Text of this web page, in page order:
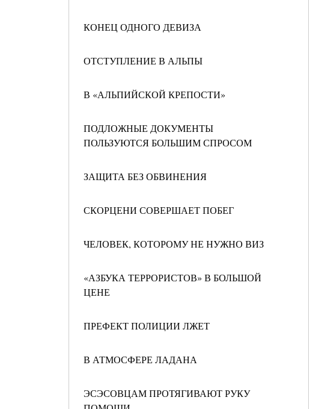
КОНЕЦ ОДНОГО ДЕВИЗА
ОТСТУПЛЕНИЕ В АЛЬПЫ
В «АЛЬПИЙСКОЙ КРЕПОСТИ»
ПОДЛОЖНЫЕ ДОКУМЕНТЫ
ПОЛЬЗУЮТСЯ БОЛЬШИМ СПРОСОМ
ЗАЩИТА БЕЗ ОБВИНЕНИЯ
СКОРЦЕНИ СОВЕРШАЕТ ПОБЕГ
ЧЕЛОВЕК, КОТОРОМУ НЕ НУЖНО ВИЗ
«АЗБУКА ТЕРРОРИСТОВ» В БОЛЬШОЙ
ЦЕНЕ
ПРЕФЕКТ ПОЛИЦИИ ЛЖЕТ
В АТМОСФЕРЕ ЛАДАНА
ЭСЭСОВЦАМ ПРОТЯГИВАЮТ РУКУ